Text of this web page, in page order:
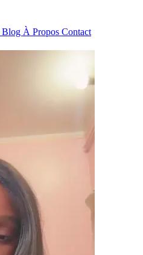
Blog À Propos Contact